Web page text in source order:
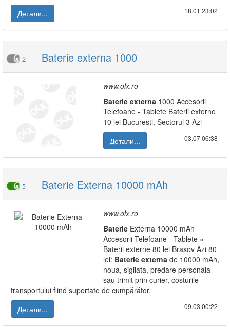
Детали...
18.01|23:02
2 Baterie externa 1000
www.olx.ro
Baterie externa 1000 Accesorii
Telefoane - Tablete Baterii externe
10 lei Bucuresti, Sectorul 3 Azi
Детали...
03.07|06:38
5 Baterie Externa 10000 mAh
www.olx.ro
Baterie Externa 10000 mAh
Accesorii Telefoane - Tablete »
Baterii externe 80 lei Brasov Azi 80
lei: Baterie externa de 10000 mAh,
noua, sigilata, predare personala
sau trimit prin curier, costurile
transportului fiind suportate de cumpărător.
Детали...
09.03|00:22